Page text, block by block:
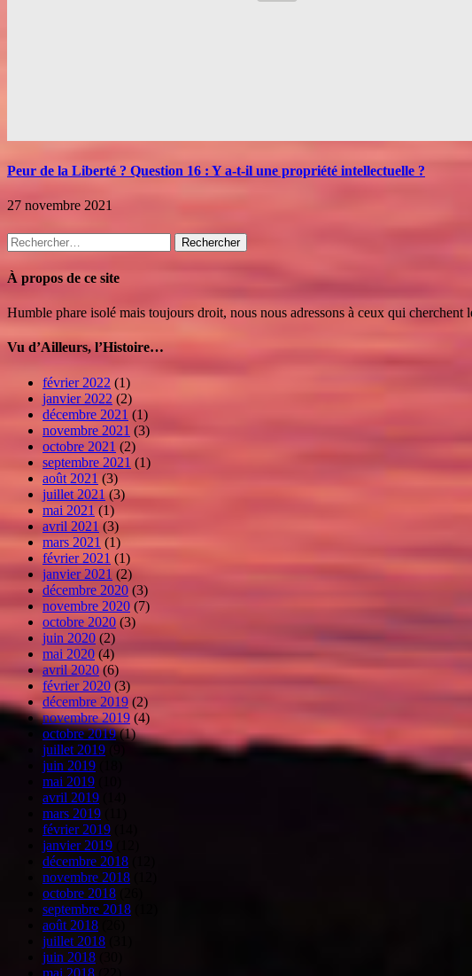
Peur de la Liberté ? Question 16 : Y a-t-il une propriété intellectuelle ?
27 novembre 2021
Rechercher :
À propos de ce site
Humble phare isolé mais toujours droit, nous nous adressons à ceux qui
Vu d’Ailleurs, l’Histoire…
février 2022 (1)
janvier 2022 (2)
décembre 2021 (1)
novembre 2021 (3)
octobre 2021 (2)
septembre 2021 (1)
août 2021 (3)
juillet 2021(3)
mai 2021 (1)
avril 2021 (3)
mars 2021 (1)
février 2021 (1)
janvier 2021 (2)
décembre 2020 (3)
novembre 2020 (7)
octobre 2020 (3)
juin 2020 (2)
mai 2020 (4)
avril 2020 (6)
février 2020 (3)
décembre 2019 (2)
novembre 2019 (4)
octobre 2019(1)
juillet 2019
juin 2019
mai 2019
avril 2019
mars 2019
février 2019
janvier 2019
décembre 2018
novembre 2018
octobre 2018
septembre 2018
août 2018
juillet 2018
juin 2018
mai 2018